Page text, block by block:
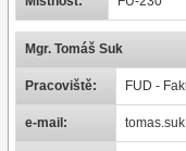
Mgr. Tomáš Suk
Pracoviště: FUD -
e-mail: